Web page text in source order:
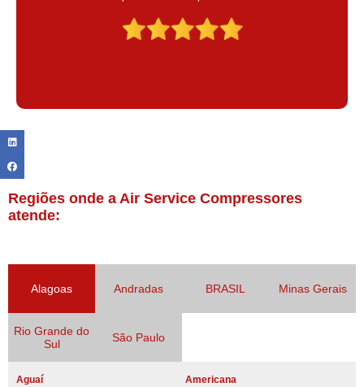
Claudinei excelente profissional!
Regiões onde a Air Service Compressores
atende:
Alagoas Andradas BRASIL Minas Gerais
Rio Grande do
Sul
São Paulo
Aguaí Americana